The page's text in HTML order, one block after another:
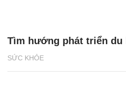
SỨC KHỎE
Tìm hướng phát triển du